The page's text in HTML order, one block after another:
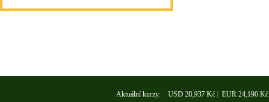
Aktuální kurzy: USD 20,937 Kč | EUR 24,190 Kč